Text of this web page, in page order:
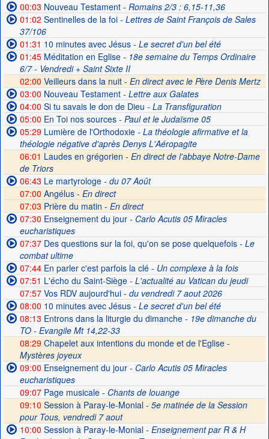
00:03 Nouveau Testament- Romains 2/3 : 6,15-11,36
01:02 Sentinelles de la foi- Lettres de Saint François de Sales
37/106
01:31 10 minutes avec Jésus- Le secret d'un bel été
01:45Méditation en Eglise- 18e semaine du Temps Ordinaire
6/7 - Vendredi + Saint Sixte II
02:00 Veilleurs dans la nuit - En direct avec le Père Denis Mertz
03:00 Nouveau Testament- Lettre aux Galates
04:00 Si tu savais le don de Dieu - La Transfiguration
05:00 En Toi nos sources- Paul et le Judaïsme 05
05:29Lumière de l'Orthodoxie- La théologie afirmative et la
théologie négative d'après Denys L'Aéropagite
06:01 Laudes en grégorien - En direct de l'abbaye Notre-Dame
de Triors
06:43 Le martyrologe- du 07 Août
07:00 Angélus - En direct
07:03 Prière du matin - En direct
07:30 Enseignement du jour- Carlo Acutis 05 Miracles
eucharistiques
07:37Des questions sur la foi, qu'on se pose quelquefois- Le
combat ultime
07:44En parler c'est parfois la clé- Un complexe à la fois
07:51 L'écho du Saint-Siège- L'actualité au Vatican du jeudi
07:57Vos RDV aujourd'hui- du vendredi 7 aout 2026
08:00 10 minutes avec Jésus- Le secret d'un bel été
08:13 Entrons dans la liturgie du dimanche- 19e dimanche du
TO - Evangile Mt 14,22-33
08:29 Chapelet aux intentions du monde et de l'Eglise -
Mystères joyeux
09:00 Enseignement du jour- Carlo Acutis 05 Miracles
eucharistiques
09:07Page musicale- Chants de louange
09:10 Session à Paray-le-Monial - 5e matinée de la Session
pour Tous, vendredi 7 aout
10:00 Session à Paray-le-Monial- Enseignement par R & H